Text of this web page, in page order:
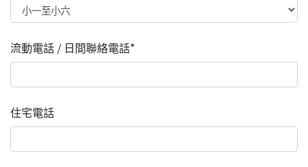
流動電話 / 日間聯絡電話*
住宅電話